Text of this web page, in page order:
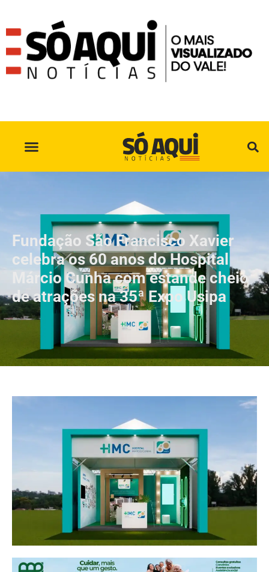
Fundação São Francisco Xavier
celebra os 60 anos do Hospital
Márcio Cunha com estande cheio
de atrações na 35ª Expo Usipa